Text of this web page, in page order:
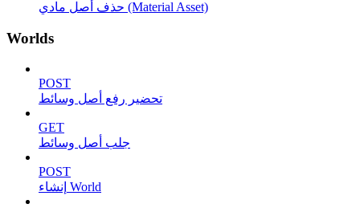
حذف أصل مادي (Material Asset)
Worlds
POST
تحضير رفع أصل وسائط
GET
جلب أصل وسائط
POST
إنشاء World